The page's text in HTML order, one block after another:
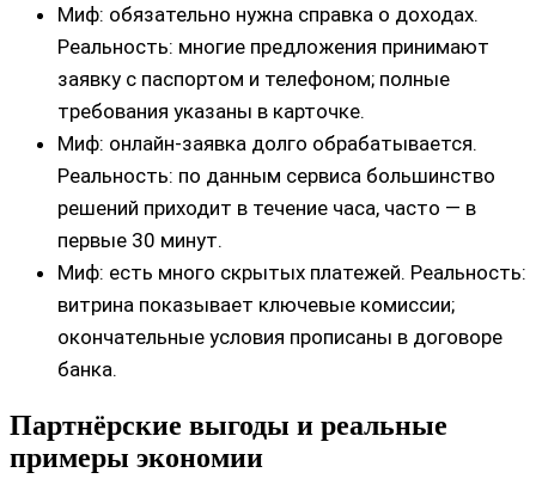
Миф: обязательно нужна справка о доходах.
Реальность: многие предложения принимают
заявку с паспортом и телефоном; полные
требования указаны в карточке.
Миф: онлайн‑заявка долго обрабатывается.
Реальность: по данным сервиса большинство
решений приходит в течение часа, часто — в
первые 30 минут.
Миф: есть много скрытых платежей. Реальность:
витрина показывает ключевые комиссии;
окончательные условия прописаны в договоре
банка.
Партнёрские выгоды и реальные
примеры экономии